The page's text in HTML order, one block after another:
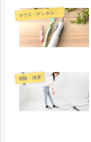
マ
ウス・デンタルケア
掃除・清潔